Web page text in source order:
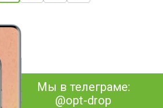
Мы в телеграме:
@opt-drop